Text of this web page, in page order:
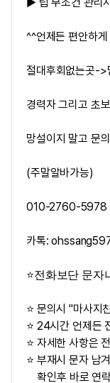
^^언제든 편안하
절대후회없는곳->
경력자 그리고 초
망설이지 말고 문
(주말알바가능)
010-2760-5978
카톡:
⭐전화보단 문자
⭐ 문의시 "마사지
⭐ 24시간 언제든
⭐ 자세한 사항은
⭐ 부재시 문자 남
확인후 바로 연